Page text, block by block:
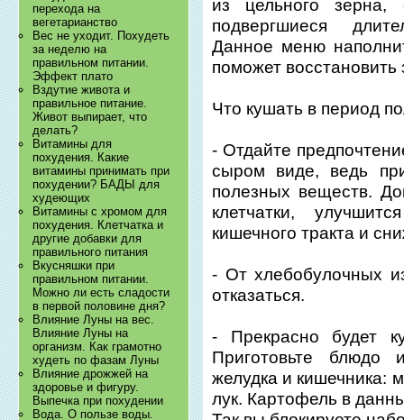
перехода на
вегетарианство
Вес не уходит. Похудеть
за неделю на
правильном питании.
Эффект плато
Вздутие живота и
правильное питание.
Живот выпирает, что
делать?
Витамины для
похудения. Какие
витамины принимать при
похудении? БАДЫ для
худеющих
Витамины с хромом для
похудения. Клетчатка и
другие добавки для
правильного питания
Вкусняшки при
правильном питании.
Можно ли есть сладости
в первой половине дня?
Влияние Луны на вес.
Влияние Луны на
организм. Как грамотно
худеть по фазам Луны
Влияние дрожжей на
здоровье и фигуру.
Выпечка при похудении
Вода. О пользе воды.
из цельного
подвергшиеся
Данное меню
поможет
Что кушать в период
- Отдайте
сыром виде, ведь
полезных веществ.
клетчатки,
кишечного тракта и
- От хлебобулочных
отказаться.
- Прекрасно будет
Приготовьте
желудка и кишечника:
лук. Картофель в